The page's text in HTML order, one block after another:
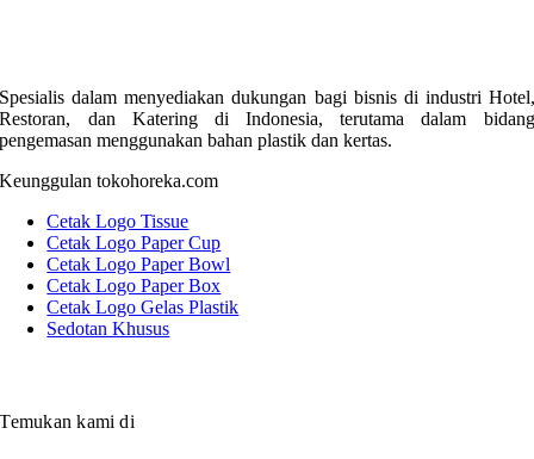
Spesialis dalam menyediakan dukungan bagi bisnis di industri Hotel,
Restoran, dan Katering di Indonesia, terutama dalam bidang
pengemasan menggunakan bahan plastik dan kertas.
Keunggulan tokohoreka.com
Cetak Logo Tissue
Cetak Logo Paper Cup
Cetak Logo Paper Bowl
Cetak Logo Paper Box
Cetak Logo Gelas Plastik
Sedotan Khusus
Temukan kami di